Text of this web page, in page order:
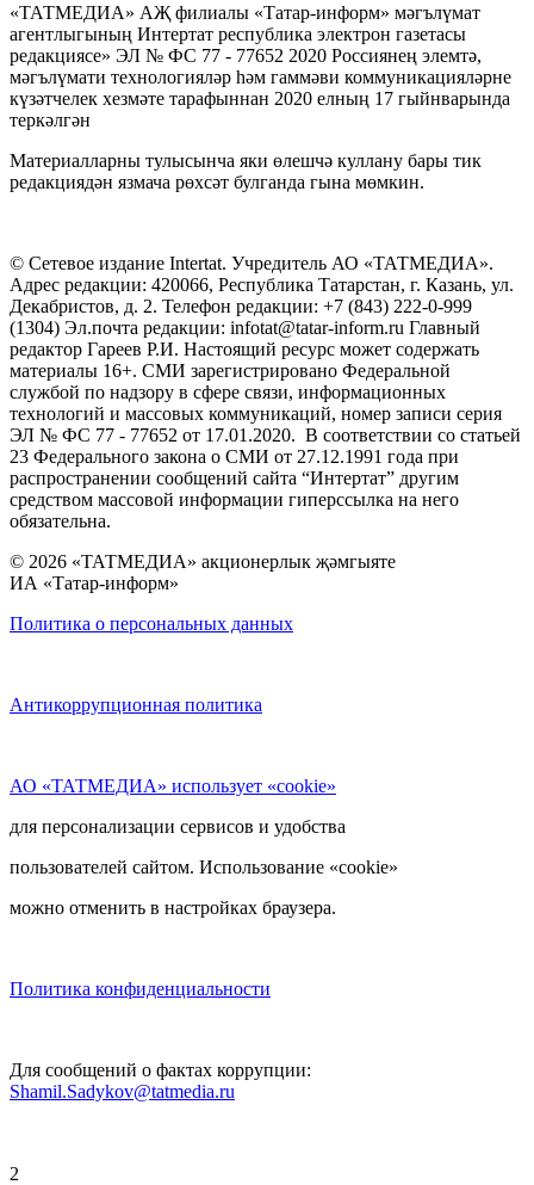
«ТАТМЕДИА» АҖ филиалы «Татар-информ» мәгълүмат
агентлыгының Интертат республика электрон газетасы
редакциясе» ЭЛ № ФС 77 - 77652 2020 Россиянең элемтә,
мәгълүмати технологияләр һәм гаммәви коммуникацияләрне
күзәтчелек хезмәте тарафыннан 2020 елның 17 гыйнварында
теркәлгән
Материалларны тулысынча яки өлешчә куллану бары тик
редакциядән язмача рөхсәт булганда гына мөмкин.
© Сетевое издание Intertat. Учредитель АО «ТАТМЕДИА».
Адрес редакции: 420066, Республика Татарстан, г. Казань, ул.
Декабристов, д. 2. Телефон редакции: +7 (843) 222-0-999
(1304) Эл.почта редакции: infotat@tatar-inform.ru Главный
редактор Гареев Р.И. Настоящий ресурс может содержать
материалы 16+. СМИ зарегистрировано Федеральной
службой по надзору в сфере связи, информационных
технологий и массовых коммуникаций, номер записи серия
ЭЛ № ФС 77 - 77652 от 17.01.2020. В соответствии со статьей
23 Федерального закона о СМИ от 27.12.1991 года при
распространении сообщений сайта “Интертат” другим
средством массовой информации гиперссылка на него
обязательна.
© 2026 «ТАТМЕДИА» акционерлык җәмгыяте
ИА «Татар-информ»
Политика о персональных данных
Антикоррупционная политика
АО «ТАТМЕДИА» использует «cookie»
для персонализации сервисов и удобства
пользователей сайтом. Использование «cookie»
можно отменить в настройках браузера.
Политика конфиденциальности
Для сообщений о фактах коррупции:
Shamil.Sadykov@tatmedia.ru
2